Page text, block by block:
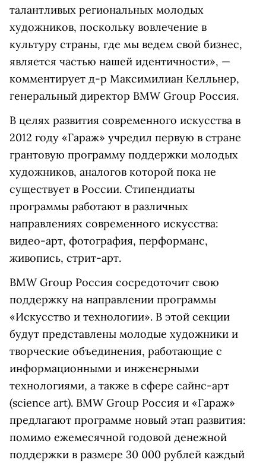
талантливых региональных молодых
художников, поскольку вовлечение в
культуру страны, где мы ведем свой бизнес,
является частью нашей идентичности», —
комментирует д-р Максимилиан Келльнер,
генеральный директор BMW Group Россия.
В целях развития современного искусства в
2012 году «Гараж» учредил первую в стране
грантовую программу поддержки молодых
художников, аналогов которой пока не
существует в России. Стипендиаты
программы работают в различных
направлениях современного искусства:
видео-арт, фотография, перформанс,
живопись, стрит-арт.
BMW Group Россия сосредоточит свою
поддержку на направлении программы
«Искусство и технологии». В этой секции
будут представлены молодые художники и
творческие объединения, работающие с
информационными и инженерными
технологиями, а также в сфере сайнс-арт
(science art). BMW Group Россия и «Гараж»
предлагают программе новый этап развития:
помимо ежемесячной годовой денежной
поддержки в размере 30 000 рублей каждый